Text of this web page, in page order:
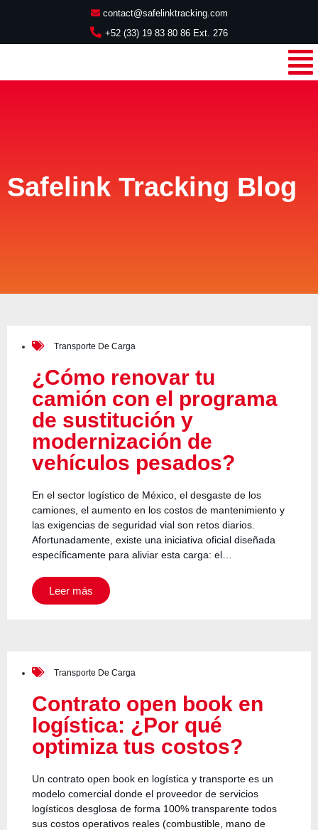
contact@safelinktracking.com
+52 (33) 19 83 80 86 Ext. 276
Safelink Tracking Blog
Transporte De Carga
¿Cómo renovar tu
camión con el programa
de sustitución y
modernización de
vehículos pesados?
En el sector logístico de México, el desgaste de los
camiones, el aumento en los costos de mantenimiento y
las exigencias de seguridad vial son retos diarios.
Afortunadamente, existe una iniciativa oficial diseñada
específicamente para aliviar esta carga: el…
Leer más
Transporte De Carga
Contrato open book en
logística: ¿Por qué
optimiza tus costos?
Un contrato open book en logística y transporte es un
modelo comercial donde el proveedor de servicios
logísticos desglosa de forma 100% transparente todos
sus costos operativos reales (combustible, mano de